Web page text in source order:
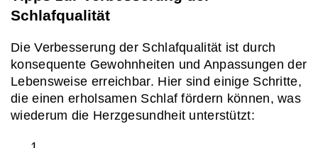
Schlafqualität
Die Verbesserung der Schlafqualität ist durch
konsequente Gewohnheiten und Anpassungen der
Lebensweise erreichbar. Hier sind einige Schritte,
die einen erholsamen Schlaf fördern können, was
wiederum die Herzgesundheit unterstützt: